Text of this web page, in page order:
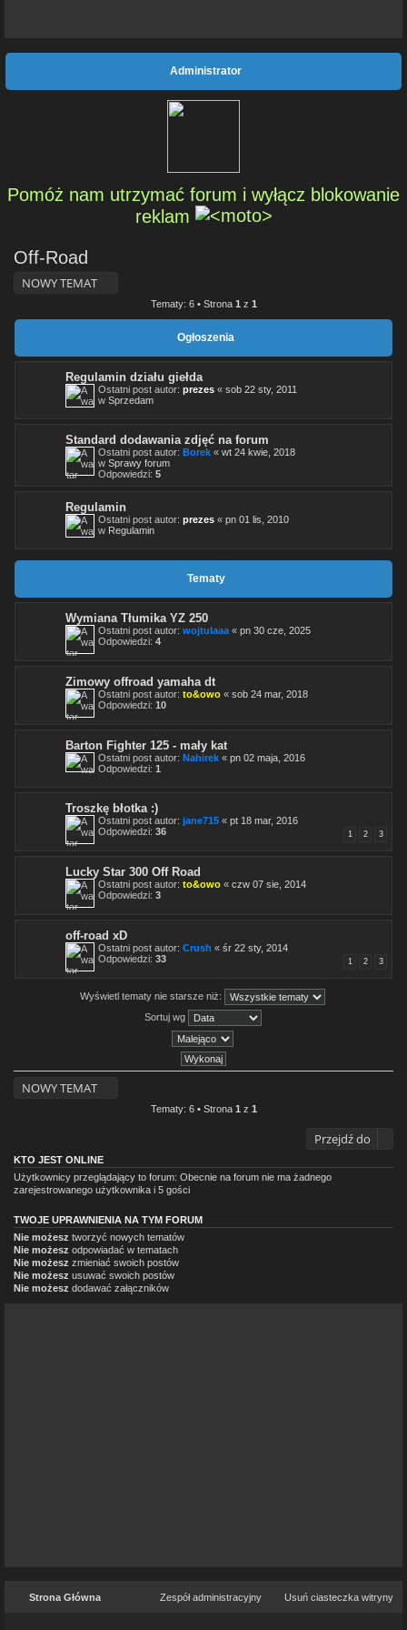
Administrator
Pomóż nam utrzymać forum i wyłącz blokowanie
reklam
Off-Road
NOWY TEMAT
Tematy: 6 • Strona 1 z 1
Ogłoszenia
Regulamin działu giełda
Ostatni post autor: prezes « sob 22 sty, 2011
w Sprzedam
Standard dodawania zdjęć na forum
Ostatni post autor: Borek « wt 24 kwie, 2018
w Sprawy forum
Odpowiedzi: 5
Regulamin
Ostatni post autor: prezes « pn 01 lis, 2010
w Regulamin
Tematy
Wymiana Tłumika YZ 250
Ostatni post autor: wojtulaaa « pn 30 cze, 2025
Odpowiedzi: 4
Zimowy offroad yamaha dt
Ostatni post autor: to&owo « sob 24 mar, 2018
Odpowiedzi: 10
Barton Fighter 125 - mały kat
Ostatni post autor: Nahirek « pn 02 maja, 2016
Odpowiedzi: 1
Troszkę błotka :)
Ostatni post autor: jane715 « pt 18 mar, 2016
Odpowiedzi: 36 1 2 3
Lucky Star 300 Off Road
Ostatni post autor: to&owo « czw 07 sie, 2014
Odpowiedzi: 3
off-road xD
Ostatni post autor: Crush « śr 22 sty, 2014
Odpowiedzi: 33 1 2 3
Wyświetl tematy nie starsze niż:
Sortuj wg
NOWY TEMAT
Tematy: 6 • Strona 1 z 1
Przejdź do
KTO JEST ONLINE
Użytkownicy przeglądający to forum: Obecnie na forum nie ma żadnego
zarejestrowanego użytkownika i 5 gości
TWOJE UPRAWNIENIA NA TYM FORUM
Nie możesz tworzyć nowych tematów
Nie możesz odpowiadać w tematach
Nie możesz zmieniać swoich postów
Nie możesz usuwać swoich postów
Nie możesz dodawać załączników
Strona Główna Usuń ciasteczka witryny
Zespół administracyjny